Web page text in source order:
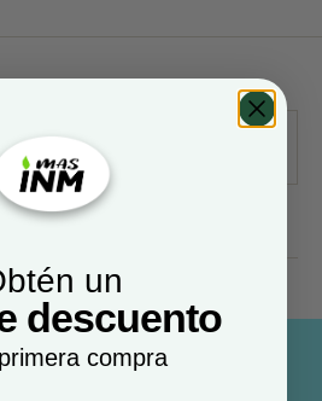
un
descuento
compra